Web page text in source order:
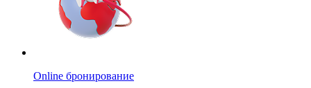
Online бронирование